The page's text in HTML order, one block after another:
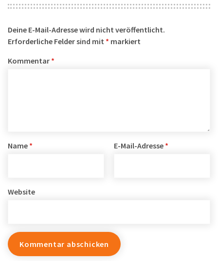
Deine E-Mail-Adresse wird nicht veröffentlicht.
Erforderliche Felder sind mit * markiert
Kommentar *
Name * E-Mail-Adresse *
Website